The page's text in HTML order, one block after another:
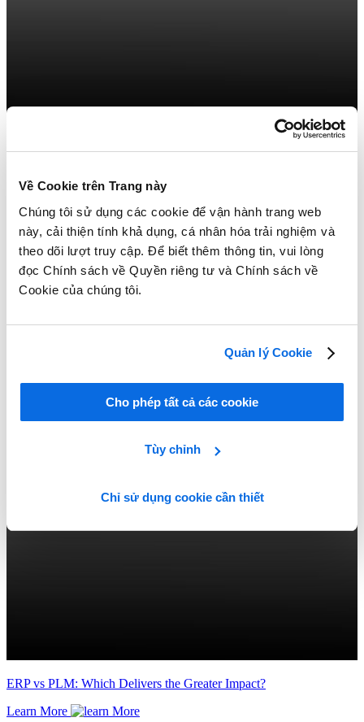
Về Cookie trên Trang này
Chúng tôi sử dụng các cookie để vận hành trang web
này, cải thiện tính khả dụng, cá nhân hóa trải nghiệm và
theo dõi lượt truy cập. Để biết thêm thông tin, vui lòng
đọc Chính sách về Quyền riêng tư và Chính sách về
Cookie của chúng tôi.
Quản lý Cookie
Cho phép tất cả các cookie
Tùy chỉnh
Chỉ sử dụng cookie cần thiết
Learn More
ERP vs PLM: Which Delivers the Greater Impact?
Learn More